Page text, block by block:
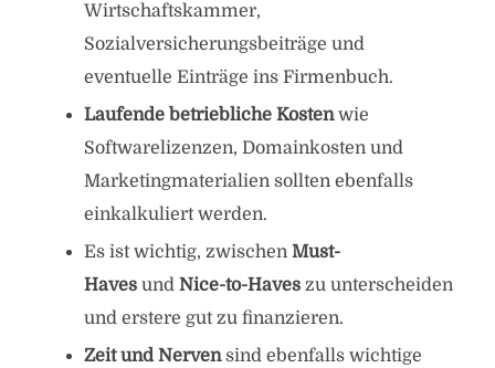
Wirtschaftskammer,
Sozialversicherungsbeiträge und
eventuelle Einträge ins Firmenbuch.
Laufende betriebliche Kostenwie
Softwarelizenzen, Domainkosten und
Marketingmaterialien sollten ebenfalls
einkalkuliert werden.
Es ist wichtig, zwischen Must-
Havesund Nice-to-Haveszu unterscheiden
und erstere gut zu finanzieren.
Zeit und Nervensind ebenfalls wichtige